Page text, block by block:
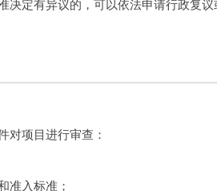
定有异议的，可以依法申请行政复议
项目进行审查：
入标准；